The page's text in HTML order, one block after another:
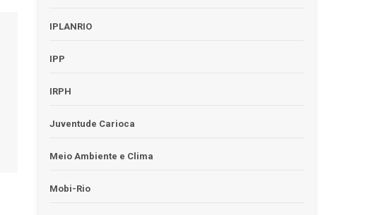
IPLANRIO
IPP
IRPH
Juventude Carioca
Meio Ambiente e Clima
Mobi-Rio